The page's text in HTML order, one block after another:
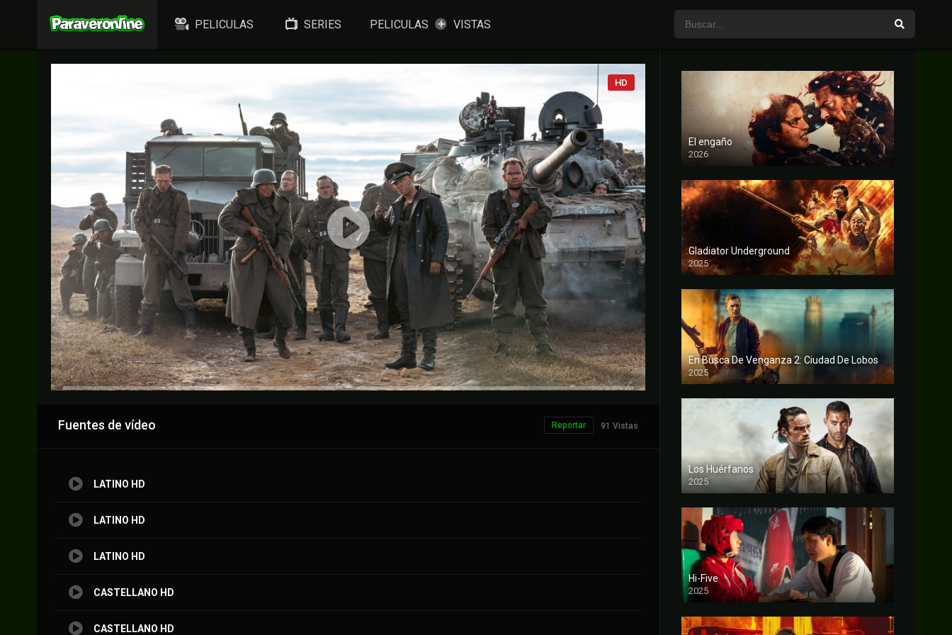
PELICULAS SERIES PELICULAS VISTAS
HD
Fuentes de vídeo 91 Vistas
Reportar
LATINO HD
LATINO HD
LATINO HD
CASTELLANO HD
CASTELLANO HD
El engaño
2026
FULL HD
Gladiator Underground
2025
FULL HD
En Busca De Venganza 2: Ciudad De Lobos
2025
FULL HD
Los Huérfanos
2025
FULL HD
Hi-Five
2025
FULL HD